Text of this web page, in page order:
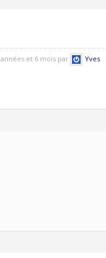
et 6 mois par
Yves